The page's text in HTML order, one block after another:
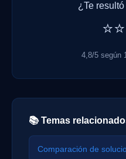
¿Te
4,8/5 según
📚 Temas
Comparación de